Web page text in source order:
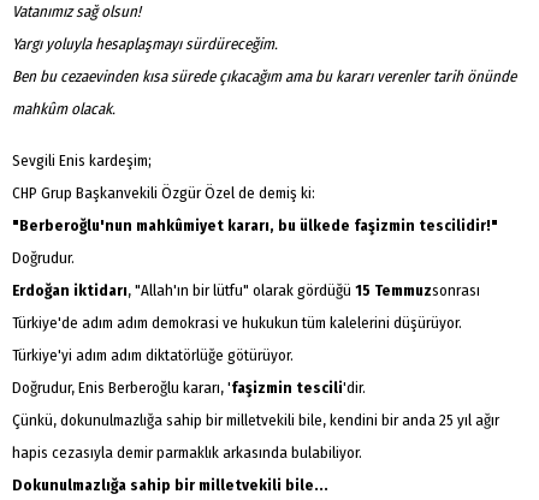
Vatanımız sağ olsun!
Yargı yoluyla hesaplaşmayı sürdüreceğim.
Ben bu cezaevinden kısa sürede çıkacağım ama bu kararı verenler tarih önünde
mahkûm olacak.
Sevgili Enis kardeşim;
CHP Grup Başkanvekili Özgür Özel de demiş ki:
"Berberoğlu'nun mahkûmiyet kararı, bu ülkede faşizmin tescilidir!"
Doğrudur.
Erdoğan iktidarı, "Allah'ın bir lütfu" olarak gördüğü 15 Temmuzsonrası
Türkiye'de adım adım demokrasi ve hukukun tüm kalelerini düşürüyor.
Türkiye'yi adım adım diktatörlüğe götürüyor.
Doğrudur, Enis Berberoğlu kararı, 'faşizmin tescili'dir.
Çünkü, dokunulmazlığa sahip bir milletvekili bile, kendini bir anda 25 yıl ağır
hapis cezasıyla demir parmaklık arkasında bulabiliyor.
Dokunulmazlığa sahip bir milletvekili bile...